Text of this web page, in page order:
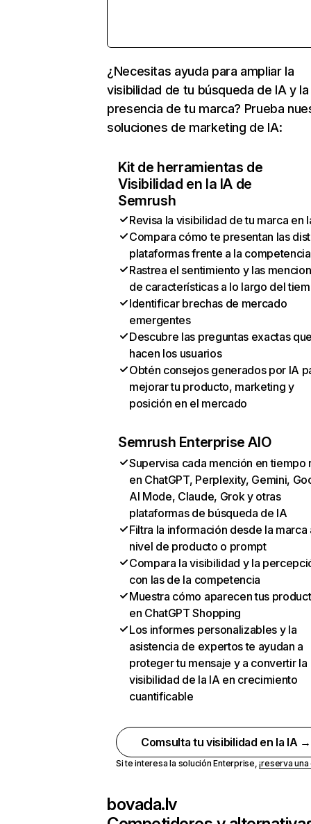
¿Necesitas ayuda para ampliar la
visibilidad de tu búsqueda de IA y la
presencia de tu marca? Prueba
soluciones de marketing de IA:
Kit de herramientas de
Visibilidad en la IA de
Semrush
Revisa la visibilidad de tu marca en
Compara cómo te presentan las
plataformas frente a la competencia
Rastrea el sentimiento y las
de características a lo largo del
Identificar brechas de mercado
emergentes
Descubre las preguntas exactas
hacen los usuarios
Obtén consejos generados por IA
mejorar tu producto, marketing y
posición en el mercado
Semrush Enterprise AIO
Supervisa cada mención en tiempo
en ChatGPT, Perplexity, Gemini,
AI Mode, Claude, Grok y otras
plataformas de búsqueda de IA
Filtra la información desde la marca
nivel de producto o prompt
Compara la visibilidad y la
con las de la competencia
Muestra cómo aparecen tus
en ChatGPT Shopping
Los informes personalizables y la
asistencia de expertos te ayudan a
proteger tu mensaje y a convertir la
visibilidad de la IA en crecimiento
cuantificable
Comsulta tu visibilidad en la IA →
Si te interesa la solución Enterprise,¡reserva
bovada.lv